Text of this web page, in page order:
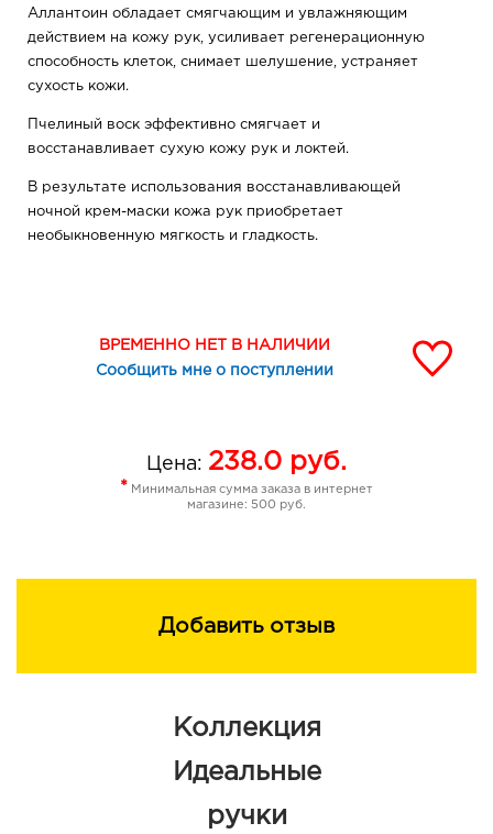
Аллантоин обладает смягчающим и увлажняющим
действием на кожу рук, усиливает регенерационную
способность клеток, снимает шелушение, устраняет
сухость кожи.
Пчелиный воск эффективно смягчает и
восстанавливает сухую кожу рук и локтей.
В результате использования восстанавливающей
ночной крем-маски кожа рук приобретает
необыкновенную мягкость и гладкость.
ВРЕМЕННО НЕТ В НАЛИЧИИ
Сообщить мне о поступлении
Цена: 238.0 руб.
* Минимальная сумма заказа в интернет
магазине: 500 руб.
Добавить отзыв
Коллекция
Идеальные
ручки